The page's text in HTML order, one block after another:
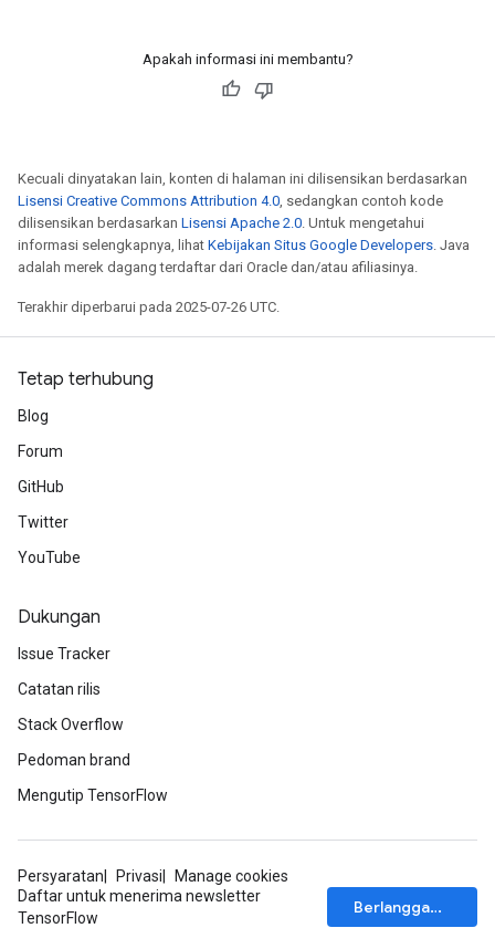
Apakah informasi ini membantu?
Kecuali dinyatakan lain, konten di halaman ini dilisensikan berdasarkan
Lisensi Creative Commons Attribution 4.0, sedangkan contoh kode
dilisensikan berdasarkan Lisensi Apache 2.0. Untuk mengetahui
informasi selengkapnya, lihat Kebijakan Situs Google Developers. Java
adalah merek dagang terdaftar dari Oracle dan/atau afiliasinya.
Terakhir diperbarui pada 2025-07-26 UTC.
Tetap terhubung
Blog
Forum
GitHub
Twitter
YouTube
Dukungan
Issue Tracker
Catatan rilis
Stack Overflow
Pedoman brand
Mengutip TensorFlow
Persyaratan Privasi
Manage cookies
Daftar untuk menerima newsletter
TensorFlow
Berlangganan